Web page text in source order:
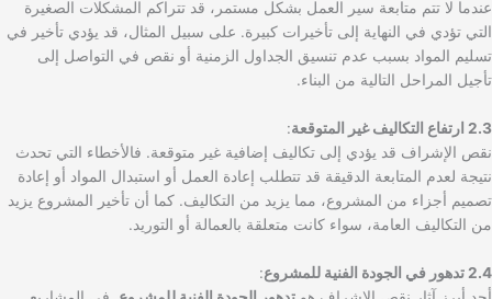
عندما لا تتم متابعة سير العمل بشكل مستمر، قد تتراكم المشكلات الصغيرة
التي تؤدي في النهاية إلى تأخيرات كبيرة. على سبيل المثال، قد يؤدي تأخير في
تسليم المواد بسبب عدم تنسيق الجداول الزمنية أو نقص في التواصل إلى
تأجيل المراحل التالية من البناء.
2.3 ارتفاع التكاليف غير المتوقعة
:
نقص الإشراف قد يؤدي إلى تكاليف إضافية غير متوقعة. فالأخطاء التي تحدث
نتيجة لعدم المتابعة الدقيقة قد تتطلب إعادة العمل أو استبدال المواد أو إعادة
تصميم أجزاء من المشروع، مما يزيد من التكاليف. كما أن تأخير المشروع يزيد
من التكاليف العامة، سواء كانت متعلقة بالعمالة أو التوريد.
2.4 تدهور في الجودة الفنية للمشروع
: